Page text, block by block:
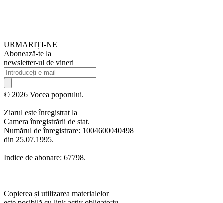
URMARIȚI-NE
Abonează-te la
newsletter-ul de vineri
© 2026 Vocea poporului.
Ziarul este înregistrat la
Camera înregistrării de stat.
Numărul de înregistrare: 1004600040498
din 25.07.1995.
Indice de abonare: 67798.
Copierea și utilizarea materialelor